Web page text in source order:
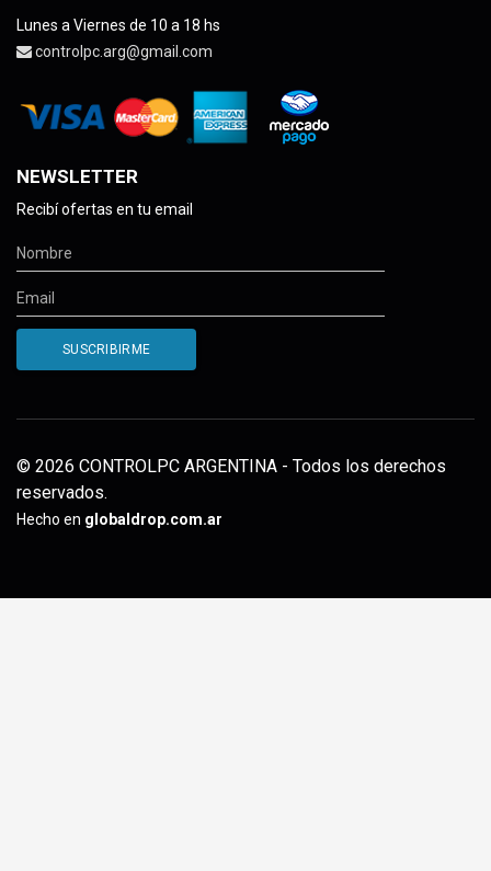
Lunes a Viernes de 10 a 18 hs
controlpc.arg@gmail.com
NEWSLETTER
Recibí ofertas en tu email
© 2026 CONTROLPC ARGENTINA - Todos los derechos
reservados.
Hecho en globaldrop.com.ar